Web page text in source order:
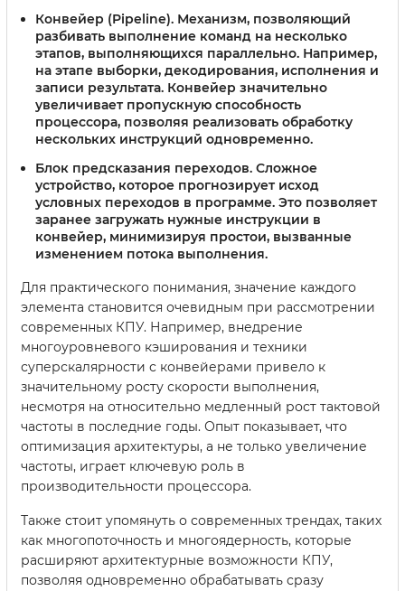
Конвейер (Pipeline). Механизм, позволяющий
разбивать выполнение команд на несколько
этапов, выполняющихся параллельно. Например,
на этапе выборки, декодирования, исполнения и
записи результата. Конвейер значительно
увеличивает пропускную способность
процессора, позволяя реализовать обработку
нескольких инструкций одновременно.
Блок предсказания переходов. Сложное
устройство, которое прогнозирует исход
условных переходов в программе. Это позволяет
заранее загружать нужные инструкции в
конвейер, минимизируя простои, вызванные
изменением потока выполнения.
Для практического понимания, значение каждого
элемента становится очевидным при рассмотрении
современных КПУ. Например, внедрение
многоуровневого кэширования и техники
суперскалярности с конвейерами привело к
значительному росту скорости выполнения,
несмотря на относительно медленный рост тактовой
частоты в последние годы. Опыт показывает, что
оптимизация архитектуры, а не только увеличение
частоты, играет ключевую роль в
производительности процессора.
Также стоит упомянуть о современных трендах, таких
как многопоточность и многоядерность, которые
расширяют архитектурные возможности КПУ,
позволяя одновременно обрабатывать сразу